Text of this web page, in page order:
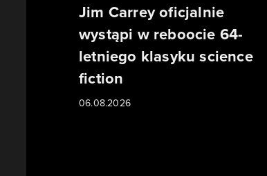
Jim Carrey oficjalnie
wystąpi w reboocie 64-
letniego klasyku science
fiction
06.08.2026